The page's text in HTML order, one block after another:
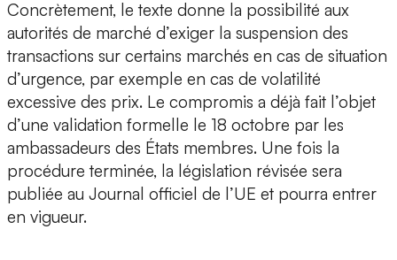
Concrètement, le texte donne la possibilité aux
autorités de marché d’exiger la suspension des
transactions sur certains marchés en cas de situation
d’urgence, par exemple en cas de volatilité
excessive des prix. Le compromis a déjà fait l’objet
d’une validation formelle le 18 octobre par les
ambassadeurs des États membres. Une fois la
procédure terminée, la législation révisée sera
publiée au Journal officiel de l’UE et pourra entrer
en vigueur.